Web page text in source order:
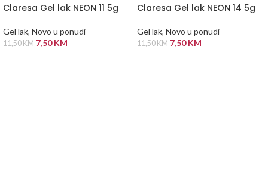
Claresa Gel lak NEON 11 5g
Gel lak, Novo u ponudi
11,50KM 7,50KM
Claresa Gel lak NEON 14 5g
Gel lak, Novo u ponudi
11,50KM 7,50KM